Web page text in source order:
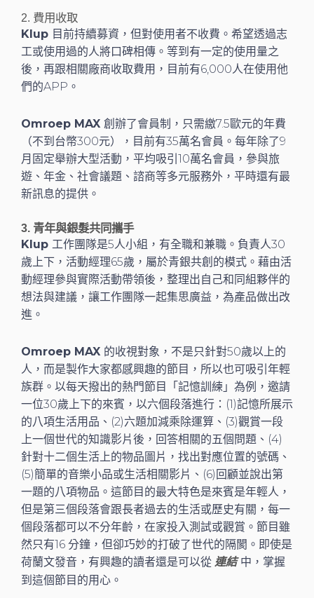
2. 費用收取
Klup 目前持續募資，但對使用者不收費。希望透過志
工或使用過的人將口碑相傳。等到有一定的使用量之
後，再跟相關廠商收取費用，目前有6,000人在使用他
們的APP。
Omroep MAX 創辦了會員制，只需繳7.5歐元的年費
（不到台幣300元），目前有35萬名會員。每年除了9
月固定舉辦大型活動，平均吸引10萬名會員，參與旅
遊、年金、社會議題、諮商等多元服務外，平時還有最
新訊息的提供。
3. 青年與銀髮共同攜手
Klup 工作團隊是5人小組，有全職和兼職。負責人30
歲上下，活動經理65歲，屬於青銀共創的模式。藉由活
動經理參與實際活動帶領後，整理出自己和同組夥伴的
想法與建議，讓工作團隊一起集思廣益，為產品做出改
進。
Omroep MAX 的收視對象，不是只針對50歲以上的
人，而是製作大家都感興趣的節目，所以也可吸引年輕
族群。以每天撥出的熱門節目「記憶訓練」為例，邀請
一位30歲上下的來賓，以六個段落進行：(1)記憶所展示
的八項生活用品、(2)六題加減乘除運算、(3)觀賞一段
上一個世代的知識影片後，回答相關的五個問題、(4)
針對十二個生活上的物品圖片，找出對應位置的號碼、
(5)簡單的音樂小品或生活相關影片、(6)回顧並說出第
一題的八項物品。這節目的最大特色是來賓是年輕人，
但是第三個段落會跟長者過去的生活或歷史有關，每一
個段落都可以不分年齡，在家投入測試或觀賞。節目雖
然只有16 分鐘，但卻巧妙的打破了世代的隔閡。即使是
荷蘭文發音，有興趣的讀者還是可以從 連結 中，掌握
到這個節目的用心。